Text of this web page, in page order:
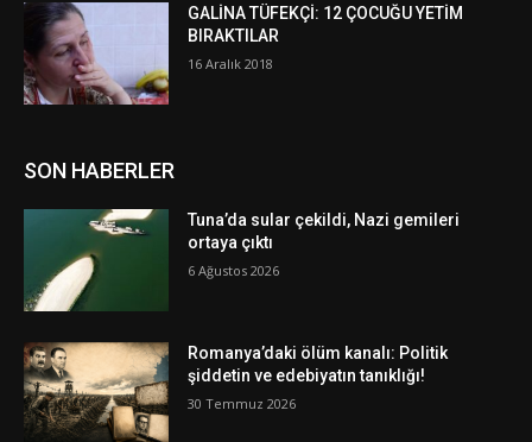
GALİNA TÜFEKÇİ: 12 ÇOCUĞU YETİM
BIRAKTILAR
16 Aralık 2018
SON HABERLER
Tuna’da sular çekildi, Nazi gemileri
ortaya çıktı
6 Ağustos 2026
Romanya’daki ölüm kanalı: Politik
şiddetin ve edebiyatın tanıklığı!
30 Temmuz 2026